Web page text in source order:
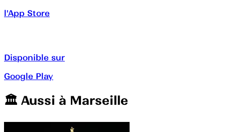
l'App Store
Disponible sur
Google Play
🏛️️ Aussi à Marseille